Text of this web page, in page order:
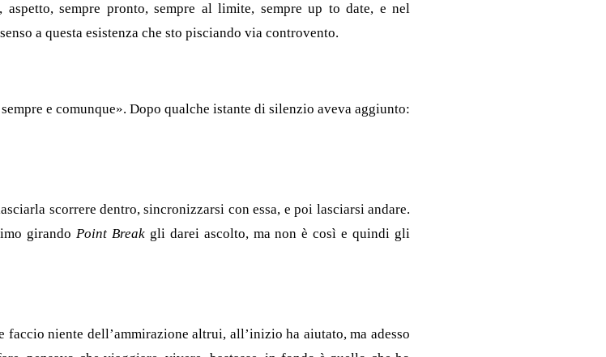
sempre pronto, sempre al limite, sempre up to date, e nel
a questa esistenza che sto pisciando via controvento.
e comunque». Dopo qualche istante di silenzio aveva aggiunto:
scorrere dentro, sincronizzarsi con essa, e poi lasciarsi andare.
girandoPoint Break gli darei ascolto, ma non è così e quindi gli
niente dell’ammirazione altrui, all’inizio ha aiutato, ma adesso